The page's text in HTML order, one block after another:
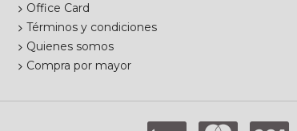
Office Card
Términos y condiciones
Quienes somos
Compra por mayor